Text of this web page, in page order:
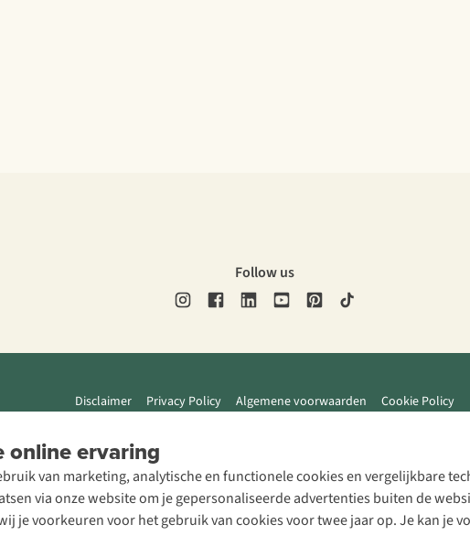
online ervaring
van marketing, analytische en functionele cookies en vergelijkbare
via onze website om je gepersonaliseerde advertenties buiten de
je voorkeuren voor het gebruik van cookies voor twee jaar op. Je kan je
Follow us
Disclaimer Privacy Policy Algemene voorwaarden Cookie Policy